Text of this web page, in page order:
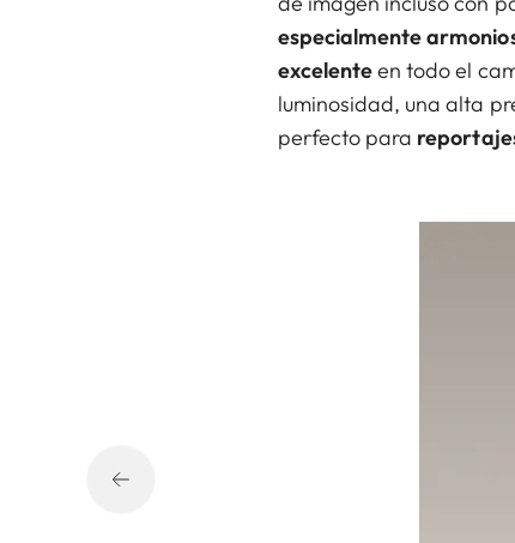
especialmente
excelenteen todo el
luminosidad, una alta
perfecto para